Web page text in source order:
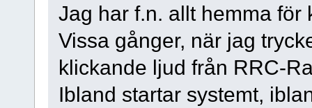
Jag har f.n. allt hemma för
Vissa gånger, när jag
klickande ljud från RRC-
Ibland startar systemt,